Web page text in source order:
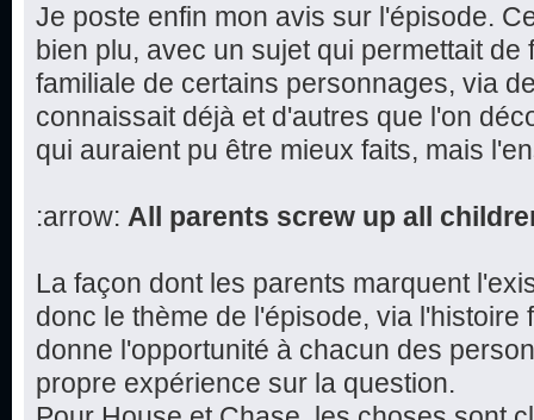
Je poste enfin mon avis sur l'épisode.
bien plu, avec un sujet qui permettait
familiale de certains personnages, via
connaissait déjà et d'autres que l'on
qui auraient pu être mieux faits, mais
:arrow: All parents screw up all
La façon dont les parents marquent
donc le thème de l'épisode, via l'histoire
donne l'opportunité à chacun des
propre expérience sur la question.